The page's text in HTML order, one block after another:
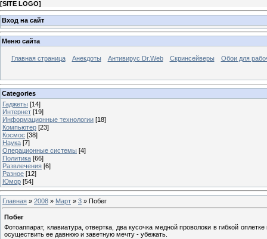
[SITE LOGO]
Вход на сайт
Меню сайта
Главная страница Анекдоты Антивирус Dr.Web Скринсейверы Обои для
Categories
Гаджеты [14]
Интернет [19]
Информационные технологии [18]
Компьютер [23]
Космос [38]
Наука [7]
Операционные системы [4]
Политика [66]
Развлечения [6]
Разное [12]
Юмор [54]
Главная » 2008 » Март » 3 » Побег
Побег
Фотоаппарат, клавиатура, отвертка, два кусочка медной проволоки в гибкой
осуществить ее давнюю и заветную мечту - убежать.